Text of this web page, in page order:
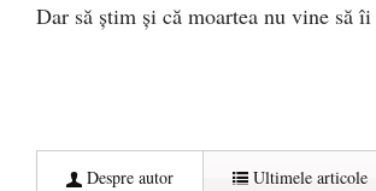
Dar să știm și că moartea nu vine să îi
Despre autor Ultimele articole